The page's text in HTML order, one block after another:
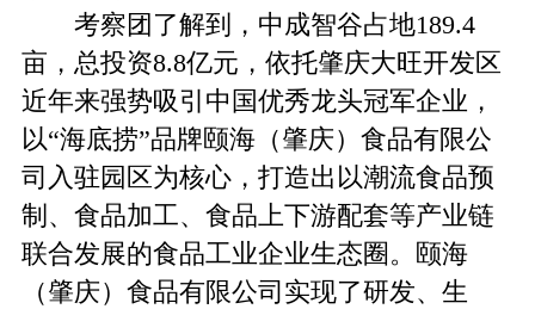
考察团了解到，中成智谷占地189.4
亩，总投资8.8亿元，依托肇庆大旺开发区
近年来强势吸引中国优秀龙头冠军企业，
以“海底捞”品牌颐海（肇庆）食品有限公
司入驻园区为核心，打造出以潮流食品预
制、食品加工、食品上下游配套等产业链
联合发展的食品工业企业生态圈。颐海
（肇庆）食品有限公司实现了研发、生